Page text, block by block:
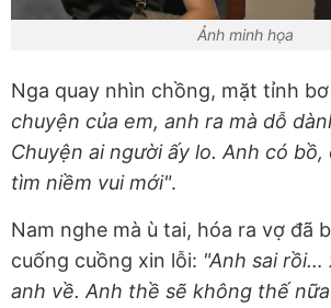
Ảnh minh họa
Nga quay nhìn chồng, mặt tỉnh
chuyện của em, anh ra mà dỗ
Chuyện ai người ấy lo. Anh có
tìm niềm vui mới".
Nam nghe mà ù tai, hóa ra vợ đã
cuống cuồng xin lỗi: "Anh sai
anh về. Anh thề sẽ không thế